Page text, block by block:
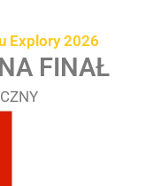
Explory 2026
FINAŁ